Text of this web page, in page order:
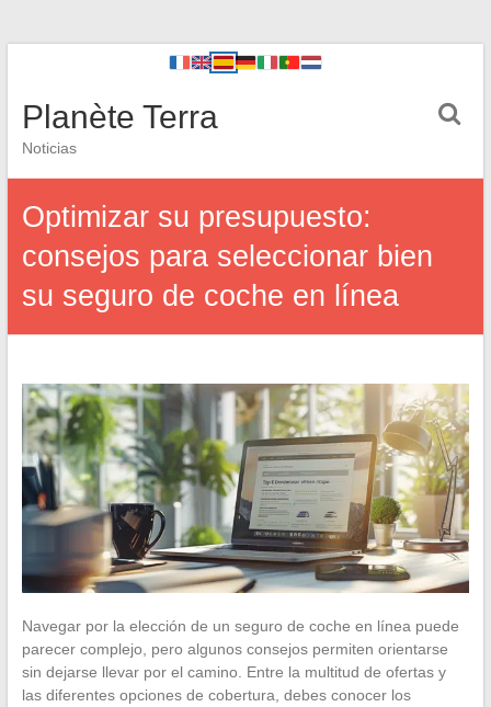
Planète Terra
Noticias
Optimizar su presupuesto:
consejos para seleccionar bien
su seguro de coche en línea
Navegar por la elección de un seguro de coche en línea puede
parecer complejo, pero algunos consejos permiten orientarse
sin dejarse llevar por el camino. Entre la multitud de ofertas y
las diferentes opciones de cobertura, debes conocer los